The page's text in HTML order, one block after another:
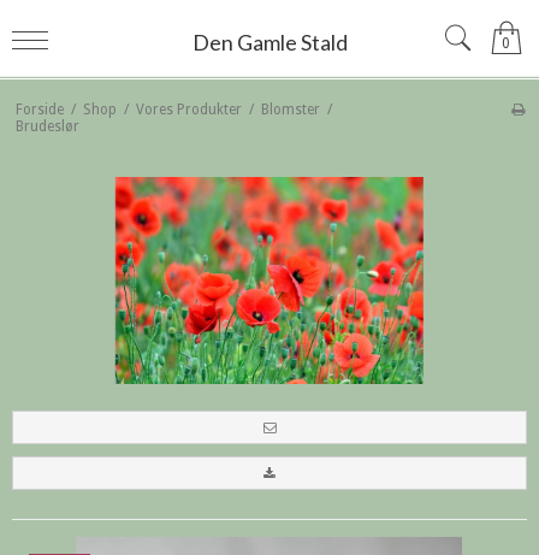
Den Gamle Stald 0
Forside / Shop / Vores Produkter / Blomster /
Brudeslør